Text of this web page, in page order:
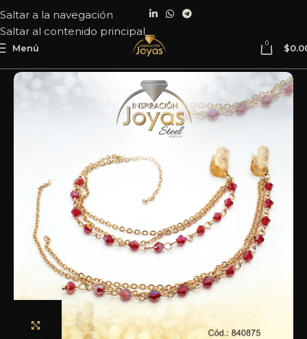
Saltar a la navegación
Saltar al contenido principal
Menú 0 $
Haga clic para ampliar